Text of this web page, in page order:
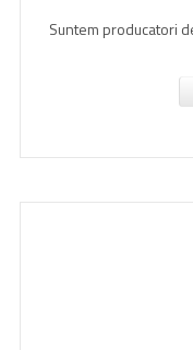
Suntem producatori